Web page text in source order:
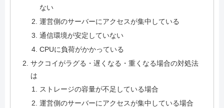
ない
運営側のサーバーにアクセスが集中している
通信環境が安定していない
CPUに負荷がかかっている
サクコイがラグる・遅くなる・重くなる場合の対処法
は
ストレージの容量が不足している場合
運営側のサーバーにアクセスが集中している場合